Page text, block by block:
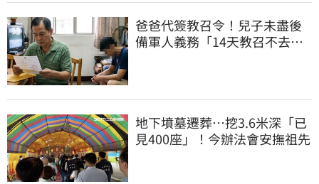
爸爸代簽教召令！兒子未盡後
備軍人義務「14天教召不去」
地下墳墓遷葬…挖3.6米深「已
見400座」！今辦法會安撫祖先